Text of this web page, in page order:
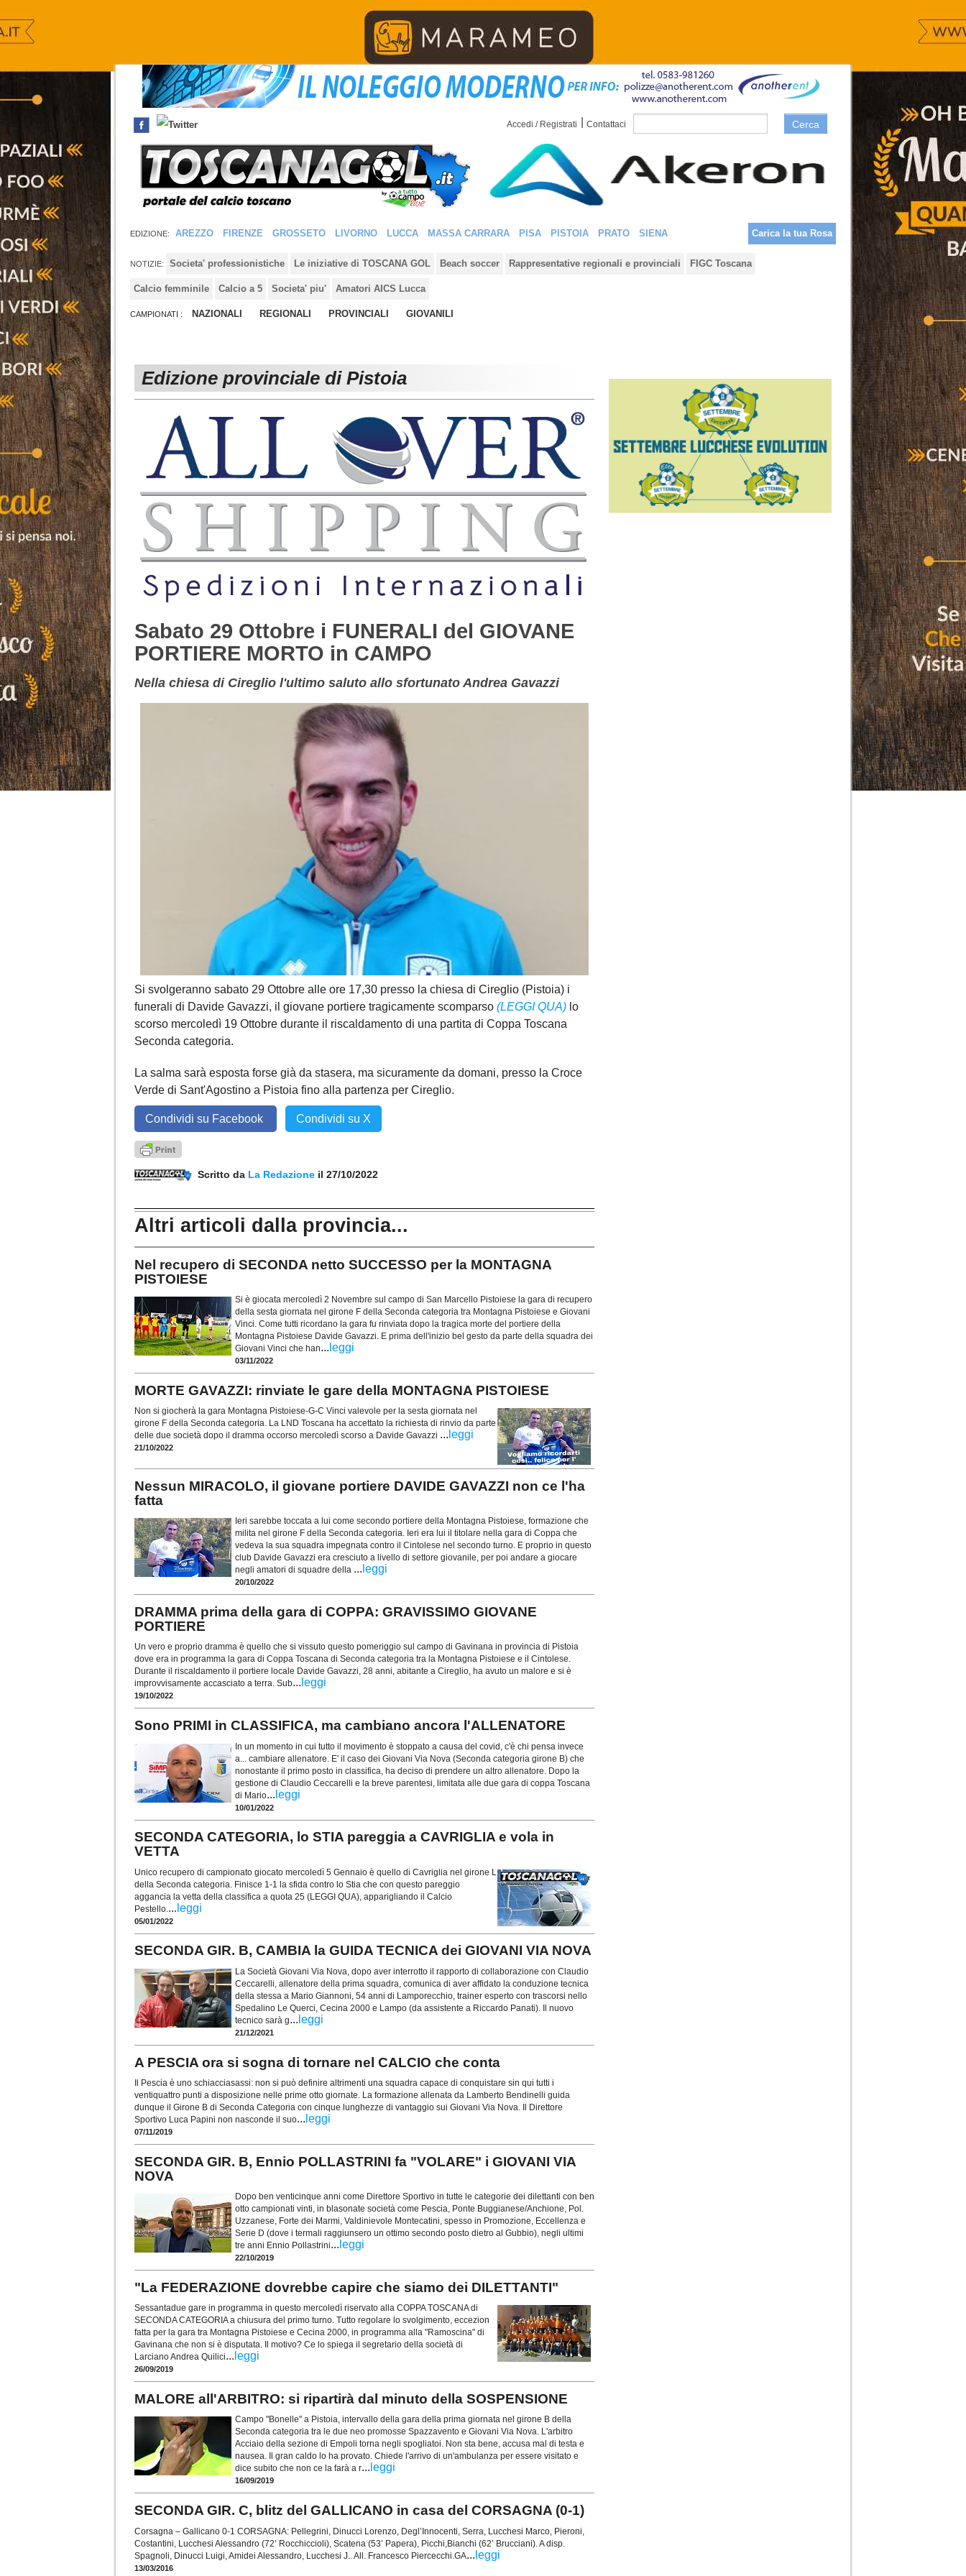
Accedi / Registrati Contattaci Cerca
EDIZIONE: AREZZO FIRENZE GROSSETO LIVORNO LUCCA MASSA CARRARA PISA PISTOIA PRATO SIENA Carica la tua Rosa
NOTIZIE: Societa' professionistiche Le iniziative di TOSCANA GOL Beach soccer Rappresentative regionali e provinciali FIGC Toscana
Calcio femminile Calcio a 5 Societa' piu' Amatori AICS Lucca
CAMPIONATI : NAZIONALI REGIONALI PROVINCIALI GIOVANILI
Edizione provinciale di Pistoia
Sabato 29 Ottobre i FUNERALI del GIOVANE
PORTIERE MORTO in CAMPO
Nella chiesa di Cireglio l'ultimo saluto allo sfortunato Andrea Gavazzi
Si svolgeranno sabato 29 Ottobre alle ore 17,30 presso la chiesa di Cireglio (Pistoia) i
funerali di Davide Gavazzi, il giovane portiere tragicamente scomparso (LEGGI QUA) lo
scorso mercoledì 19 Ottobre durante il riscaldamento di una partita di Coppa Toscana
Seconda categoria.
La salma sarà esposta forse già da stasera, ma sicuramente da domani, presso la Croce
Verde di Sant'Agostino a Pistoia fino alla partenza per Cireglio.
Condividi su Facebook Condividi su X
Scritto da La Redazione il 27/10/2022
Altri articoli dalla provincia...
Nel recupero di SECONDA netto SUCCESSO per la MONTAGNA
PISTOIESE
Si è giocata mercoledì 2 Novembre sul campo di San Marcello Pistoiese la gara di recupero
della sesta giornata nel girone F della Seconda categoria tra Montagna Pistoiese e Giovani
Vinci. Come tutti ricordano la gara fu rinviata dopo la tragica morte del portiere della
Montagna Pistoiese Davide Gavazzi. E prima dell'inizio bel gesto da parte della squadra dei
Giovani Vinci che han... leggi
03/11/2022
MORTE GAVAZZI: rinviate le gare della MONTAGNA PISTOIESE
Non si giocherà la gara Montagna Pistoiese-G-C Vinci valevole per la sesta giornata nel
girone F della Seconda categoria. La LND Toscana ha accettato la richiesta di rinvio da parte
delle due società dopo il dramma occorso mercoledì scorso a Davide Gavazzi ... leggi
21/10/2022
Nessun MIRACOLO, il giovane portiere DAVIDE GAVAZZI non ce l'ha
fatta
Ieri sarebbe toccata a lui come secondo portiere della Montagna Pistoiese, formazione che
milita nel girone F della Seconda categoria. Ieri era lui il titolare nella gara di Coppa che
vedeva la sua squadra impegnata contro il Cintolese nel secondo turno. E proprio in questo
club Davide Gavazzi era cresciuto a livello di settore giovanile, per poi andare a giocare
negli amatori di squadre della ... leggi
20/10/2022
DRAMMA prima della gara di COPPA: GRAVISSIMO GIOVANE
PORTIERE
Un vero e proprio dramma è quello che si vissuto questo pomeriggio sul campo di Gavinana in provincia di Pistoia
dove era in programma la gara di Coppa Toscana di Seconda categoria tra la Montagna Pistoiese e il Cintolese.
Durante il riscaldamento il portiere locale Davide Gavazzi, 28 anni, abitante a Cireglio, ha avuto un malore e si è
improvvisamente accasciato a terra. Sub... leggi
19/10/2022
Sono PRIMI in CLASSIFICA, ma cambiano ancora l'ALLENATORE
In un momento in cui tutto il movimento è stoppato a causa del covid, c'è chi pensa invece
a... cambiare allenatore. E' il caso dei Giovani Via Nova (Seconda categoria girone B) che
nonostante il primo posto in classifica, ha deciso di prendere un altro allenatore. Dopo la
gestione di Claudio Ceccarelli e la breve parentesi, limitata alle due gara di coppa Toscana
di Mario... leggi
10/01/2022
SECONDA CATEGORIA, lo STIA pareggia a CAVRIGLIA e vola in
VETTA
Unico recupero di campionato giocato mercoledì 5 Gennaio è quello di Cavriglia nel girone L
della Seconda categoria. Finisce 1-1 la sfida contro lo Stia che con questo pareggio
aggancia la vetta della classifica a quota 25 (LEGGI QUA), apparigliando il Calcio
Pestello. ... leggi
05/01/2022
SECONDA GIR. B, CAMBIA la GUIDA TECNICA dei GIOVANI VIA NOVA
La Società Giovani Via Nova, dopo aver interrotto il rapporto di collaborazione con Claudio
Ceccarelli, allenatore della prima squadra, comunica di aver affidato la conduzione tecnica
della stessa a Mario Giannoni, 54 anni di Lamporecchio, trainer esperto con trascorsi nello
Spedalino Le Querci, Cecina 2000 e Lampo (da assistente a Riccardo Panati). Il nuovo
tecnico sarà g... leggi
21/12/2021
A PESCIA ora si sogna di tornare nel CALCIO che conta
Il Pescia è uno schiacciasassi: non si può definire altrimenti una squadra capace di conquistare sin qui tutti i
ventiquattro punti a disposizione nelle prime otto giornate. La formazione allenata da Lamberto Bendinelli guida
dunque il Girone B di Seconda Categoria con cinque lunghezze di vantaggio sui Giovani Via Nova. Il Direttore
Sportivo Luca Papini non nasconde il suo... leggi
07/11/2019
SECONDA GIR. B, Ennio POLLASTRINI fa "VOLARE" i GIOVANI VIA
NOVA
Dopo ben venticinque anni come Direttore Sportivo in tutte le categorie dei dilettanti con ben
otto campionati vinti, in blasonate società come Pescia, Ponte Buggianese/Anchione, Pol.
Uzzanese, Forte dei Marmi, Valdinievole Montecatini, spesso in Promozione, Eccellenza e
Serie D (dove i termali raggiunsero un ottimo secondo posto dietro al Gubbio), negli ultimi
tre anni Ennio Pollastrini... leggi
22/10/2019
"La FEDERAZIONE dovrebbe capire che siamo dei DILETTANTI"
Sessantadue gare in programma in questo mercoledì riservato alla COPPA TOSCANA di
SECONDA CATEGORIA a chiusura del primo turno. Tutto regolare lo svolgimento, eccezion
fatta per la gara tra Montagna Pistoiese e Cecina 2000, in programma alla "Ramoscina" di
Gavinana che non si è disputata. Il motivo? Ce lo spiega il segretario della società di
Larciano Andrea Quilici... leggi
26/09/2019
MALORE all'ARBITRO: si ripartirà dal minuto della SOSPENSIONE
Campo "Bonelle" a Pistoia, intervallo della gara della prima giornata nel girone B della
Seconda categoria tra le due neo promosse Spazzavento e Giovani Via Nova. L'arbitro
Acciaio della sezione di Empoli torna negli spogliatoi. Non sta bene, accusa mal di testa e
nausea. Il gran caldo lo ha provato. Chiede l'arrivo di un'ambulanza per essere visitato e
dice subito che non ce la farà a r... leggi
16/09/2019
SECONDA GIR. C, blitz del GALLICANO in casa del CORSAGNA (0-1)
Corsagna – Gallicano 0-1 CORSAGNA: Pellegrini, Dinucci Lorenzo, Degl’Innocenti, Serra, Lucchesi Marco, Pieroni,
Costantini, Lucchesi Alessandro (72’ Rocchiccioli), Scatena (53’ Papera), Picchi,Bianchi (62’ Brucciani). A disp.
Spagnoli, Dinucci Luigi, Amidei Alessandro, Lucchesi J.. All. Francesco Piercecchi.GA... leggi
13/03/2016